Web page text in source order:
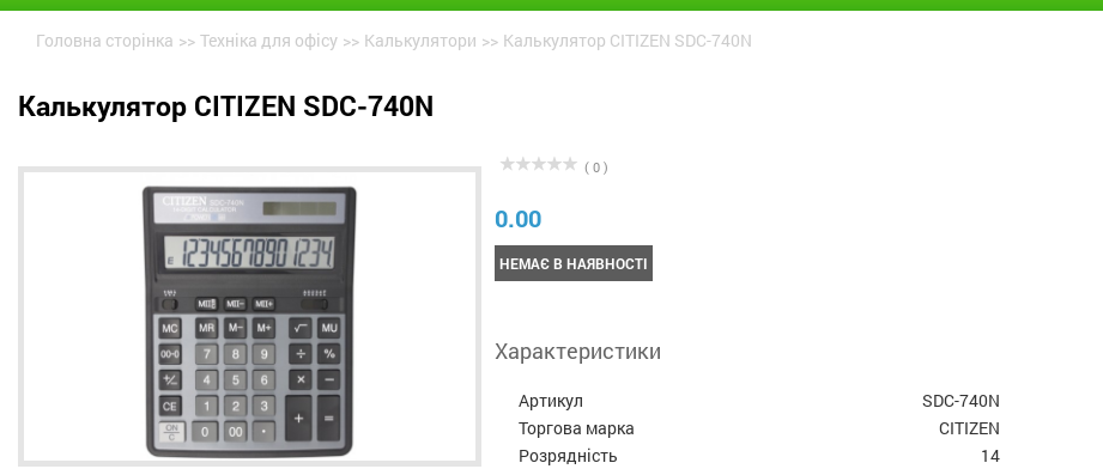
Головна сторінка >> Техніка для офісу >> Калькулятори >> Калькулятор CITIZEN SDC-740N
Калькулятор CITIZEN SDC-740N
( 0 )
0.00
НЕМАЄ В НАЯВНОСТІ
Характеристики
Артикул
SDC-740N
Торгова марка
СITIZEN
Розрядність
14